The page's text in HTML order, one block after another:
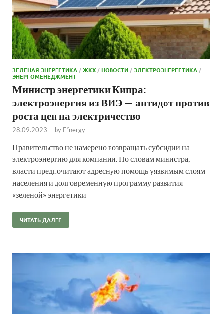
ЗЕЛЕНАЯ ЭНЕРГЕТИКА /ЖКХ /НОВОСТИ /ЭЛЕКТРОЭНЕРГЕТИКА /
ЭНЕРГОМЕНЕДЖМЕНТ
Министр энергетики Кипра:
электроэнергия из ВИЭ — антидот против
роста цен на электричество
28.09.2023 - by E²nergy
Правительство не намерено возвращать субсидии на
электроэнергию для компаний. По словам министра,
власти предпочитают адресную помощь уязвимым слоям
населения и долговременную программу развития
«зеленой» энергетики
ЧИТАТЬ ДАЛЕЕ